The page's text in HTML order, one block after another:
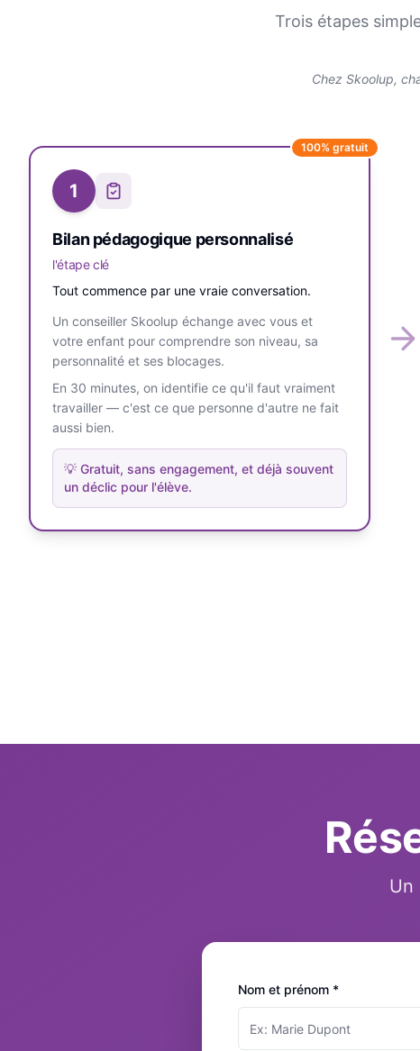
Trois étapes
Chez Skoolup,
100% gratuit
1
Bilan pédagogique personnalisé
l'étape clé
Tout commence par une vraie conversation.
Un conseiller Skoolup échange avec vous et
votre enfant pour comprendre son niveau, sa
personnalité et ses blocages.
En 30 minutes, on identifie ce qu'il faut vraiment
travailler — c'est ce que personne d'autre ne fait
aussi bien.
💡 Gratuit, sans engagement, et déjà souvent
un déclic pour l'élève.
Un
Nom et prénom *